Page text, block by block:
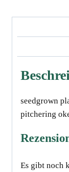
Menge
seedgrown
pitchering
Es gibt noch